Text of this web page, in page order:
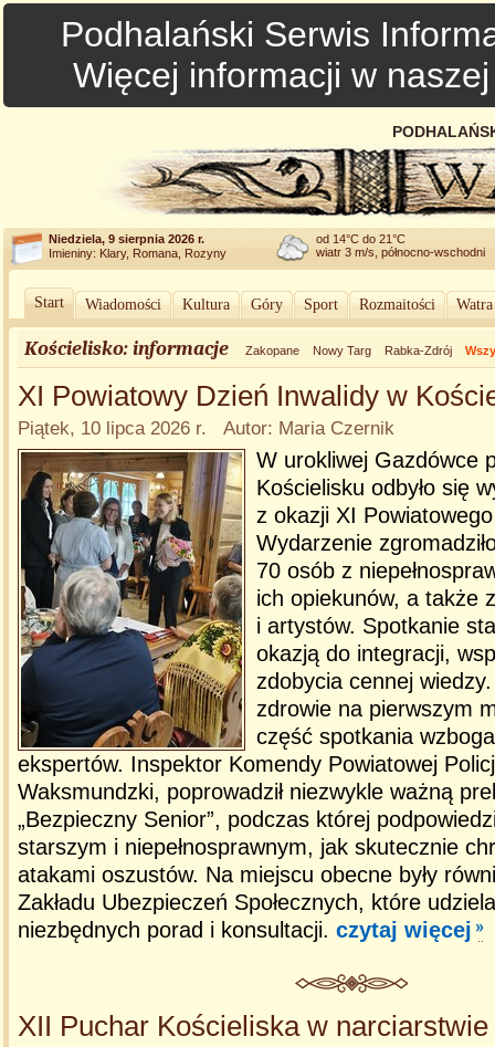
Podhalański Serwis
Więcej informacji w
Niedziela, 9 sierpnia 2026 r.
Imieniny: Klary, Romana, Rozyny
od 14°C do 21°C
wiatr 3 m/s, północno-wschodni
Start Wiadomości Kultura Góry Sport Rozmaitości
Kościelisko: informacje Zakopane Nowy Targ Rabka-Zdrój
XI Powiatowy Dzień Inwalidy w
Piątek, 10 lipca 2026 r. Autor: Maria Czernik
W urokliwej Gazdówce
Kościelisku odbyło się
z okazji XI
Wydarzenie
70 osób z
ich opiekunów, a także
i artystów. Spotkanie
okazją do integracji,
zdobycia cennej
zdrowie na pierwszym
część spotkania
ekspertów. Inspektor Komendy Powiatowej
Waksmundzki, poprowadził niezwykle ważną
„Bezpieczny Senior”, podczas której
starszym i niepełnosprawnym, jak skutecznie
atakami oszustów. Na miejscu obecne były
Zakładu Ubezpieczeń Społecznych, które
niezbędnych porad i konsultacji. czytaj więcej
XII Puchar Kościeliska w